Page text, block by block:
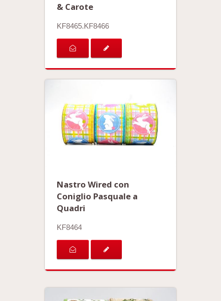
& Carote
KF8465.KF8466
Nastro Wired con
Coniglio Pasquale a
Quadri
KF8464